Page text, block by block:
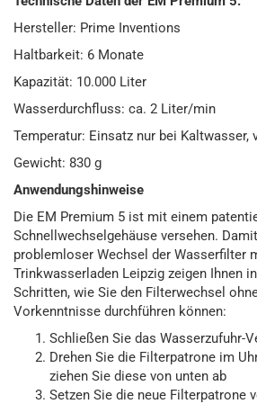
Hersteller: Prime Inventions
Haltbarkeit: 6 Monate
Kapazität: 10.000 Liter
Wasserdurchfluss: ca. 2 Liter/min
Temperatur: Einsatz nur bei Kaltwasser,
Gewicht: 830 g
Anwendungshinweise
Die EM Premium 5 ist mit einem
Schnellwechselgehäuse versehen.
problemloser Wechsel der Wasserfilter
Trinkwasserladen Leipzig zeigen Ihnen
Schritten, wie Sie den Filterwechsel
Vorkenntnisse durchführen können:
Schließen Sie das Wasserzufuhr-
Drehen Sie die Filterpatrone im
ziehen Sie diese von unten ab
Setzen Sie die neue Filterpatrone